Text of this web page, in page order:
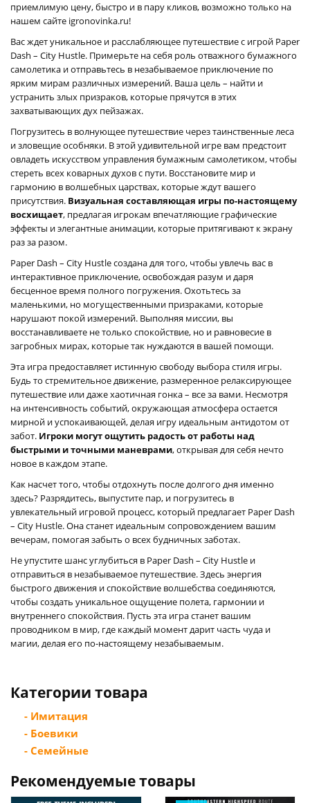
приемлимую цену, быстро и в пару кликов, возможно только на
нашем сайте igronovinka.ru!
Вас ждет уникальное и расслабляющее путешествие с игрой Paper
Dash – City Hustle. Примерьте на себя роль отважного бумажного
самолетика и отправьтесь в незабываемое приключение по
ярким мирам различных измерений. Ваша цель – найти и
устранить злых призраков, которые прячутся в этих
захватывающих дух пейзажах.
Погрузитесь в волнующее путешествие через таинственные леса
и зловещие особняки. В этой удивительной игре вам предстоит
овладеть искусством управления бумажным самолетиком, чтобы
стереть всех коварных духов с пути. Восстановите мир и
гармонию в волшебных царствах, которые ждут вашего
присутствия. Визуальная составляющая игры по-настоящему
восхищает, предлагая игрокам впечатляющие графические
эффекты и элегантные анимации, которые притягивают к экрану
раз за разом.
Paper Dash – City Hustle создана для того, чтобы увлечь вас в
интерактивное приключение, освобождая разум и даря
бесценное время полного погружения. Охотьтесь за
маленькими, но могущественными призраками, которые
нарушают покой измерений. Выполняя миссии, вы
восстанавливаете не только спокойствие, но и равновесие в
загробных мирах, которые так нуждаются в вашей помощи.
Эта игра предоставляет истинную свободу выбора стиля игры.
Будь то стремительное движение, размеренное релаксирующее
путешествие или даже хаотичная гонка – все за вами. Несмотря
на интенсивность событий, окружающая атмосфера остается
мирной и успокаивающей, делая игру идеальным антидотом от
забот. Игроки могут ощутить радость от работы над
быстрыми и точными маневрами, открывая для себя нечто
новое в каждом этапе.
Как насчет того, чтобы отдохнуть после долгого дня именно
здесь? Разрядитесь, выпустите пар, и погрузитесь в
увлекательный игровой процесс, который предлагает Paper Dash
– City Hustle. Она станет идеальным сопровождением вашим
вечерам, помогая забыть о всех будничных заботах.
Не упустите шанс углубиться в Paper Dash – City Hustle и
отправиться в незабываемое путешествие. Здесь энергия
быстрого движения и спокойствие волшебства соединяются,
чтобы создать уникальное ощущение полета, гармонии и
внутреннего спокойствия. Пусть эта игра станет вашим
проводником в мир, где каждый момент дарит часть чуда и
магии, делая его по-настоящему незабываемым.
Категории товара
- Имитация
- Боевики
- Семейные
Рекомендуемые товары